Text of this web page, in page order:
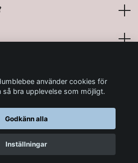
LÄGG I KORGEN
- En magisk leksaksbutik
använder cookies för
så bra upplevelse som möjligt.
Godkänn alla
Inställningar